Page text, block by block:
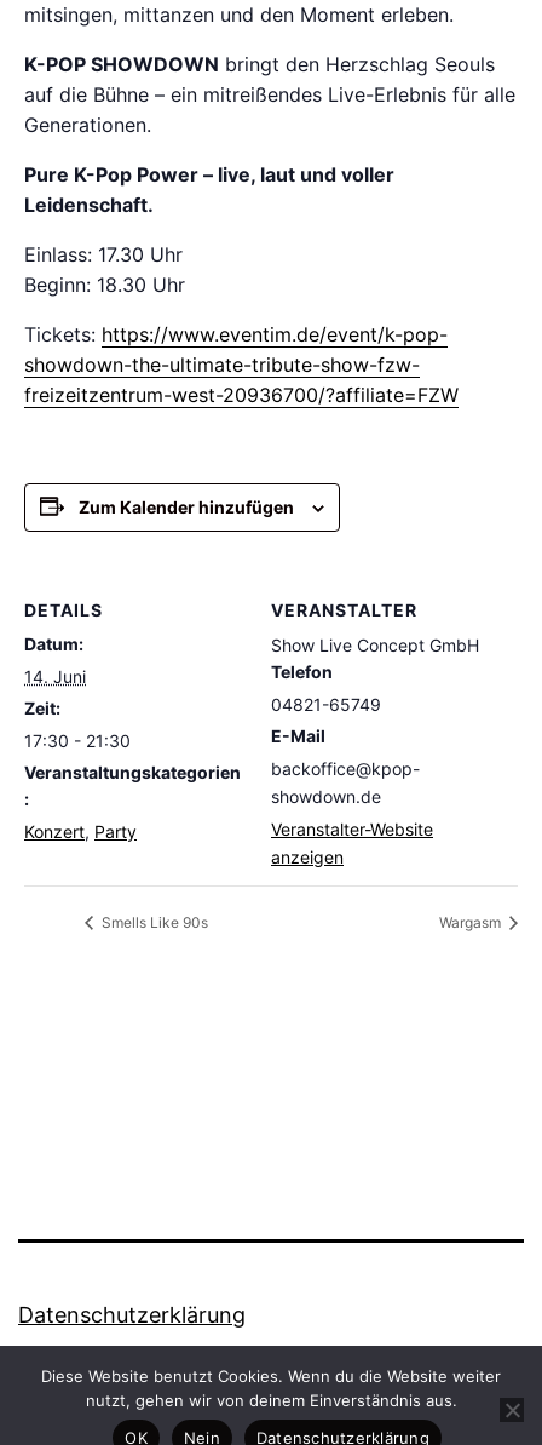
mitsingen, mittanzen und den Moment erleben.
K-POP SHOWDOWN bringt den Herzschlag Seouls
auf die Bühne – ein mitreißendes Live-Erlebnis für alle
Generationen.
Pure K-Pop Power – live, laut und voller
Leidenschaft.
Einlass: 17.30 Uhr
Beginn: 18.30 Uhr
Tickets: https://www.eventim.de/event/k-pop-
showdown-the-ultimate-tribute-show-fzw-
freizeitzentrum-west-20936700/?affiliate=FZW
Zum Kalender hinzufügen
DETAILS
Datum:
14. Juni
Zeit:
17:30 - 21:30
Veranstaltungskategorien
:
Konzert, Party
VERANSTALTER
Show Live Concept GmbH
Telefon
04821-65749
E-Mail
backoffice@kpop-
showdown.de
Veranstalter-Website
anzeigen
Smells Like 90s Wargasm
Datenschutzerklärung
Stolz präsentiert vonWordPress.
Diese Website benutzt Cookies. Wenn du die Website weiter
nutzt, gehen wir von deinem Einverständnis aus.
OK
Nein Datenschutzerklärung